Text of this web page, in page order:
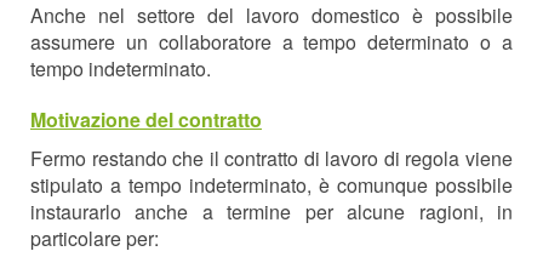
Anche nel settore del lavoro domestico è possibile
assumere un collaboratore a tempo determinato o a
tempo indeterminato.
Motivazione del contratto
Fermo restando che il contratto di lavoro di regola viene
stipulato a tempo indeterminato, è comunque possibile
instaurarlo anche a termine per alcune ragioni, in
particolare per: